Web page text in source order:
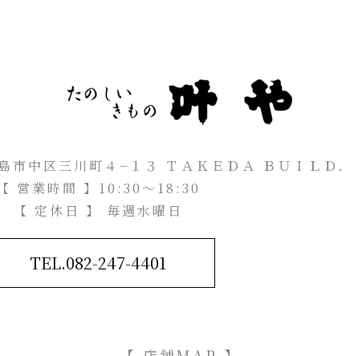
中区三川町４−１３ ＴＡＫＥＤＡ ＢＵＩＬＤ．
【 営業時間 】10:30～18:30
【 定休日 】 毎週水曜日
TEL.082-247-4401